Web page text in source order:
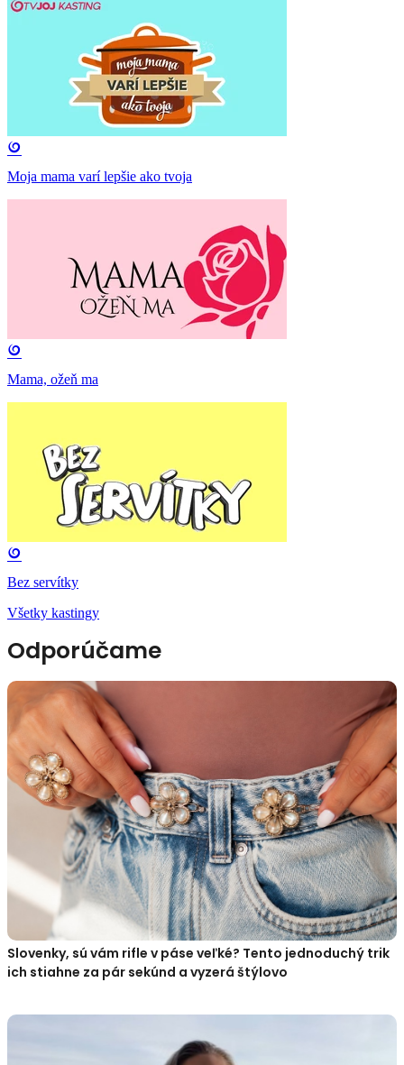
Moja mama varí lepšie ako tvoja
Mama, ožeň ma
Bez servítky
Všetky kastingy
Odporúčame
Slovenky, sú vám rifle v páse veľké? Tento jednoduchý trik
ich stiahne za pár sekúnd a vyzerá štýlovo